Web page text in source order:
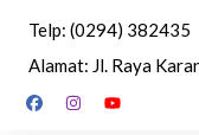
content
Telp: (0294) 382435
Alamat: Jl. Raya